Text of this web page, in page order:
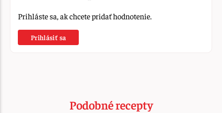
Prihláste sa, ak chcete pridať hodnotenie.
Prihlásiť sa
Podobné recepty